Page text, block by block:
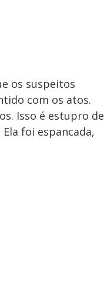
os suspeitos
com os atos.
Isso é estupro de
foi espancada,